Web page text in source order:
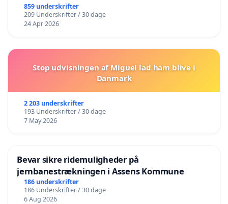
859 underskrifter
209 Underskrifter / 30 dage
24 Apr 2026
Stop udvisningen af Miguel lad ham blive i
Danmark
2 203 underskrifter
193 Underskrifter / 30 dage
7 May 2026
Bevar sikre ridemuligheder på
jernbanestrækningen i Assens Kommune
186 underskrifter
186 Underskrifter / 30 dage
6 Aug 2026